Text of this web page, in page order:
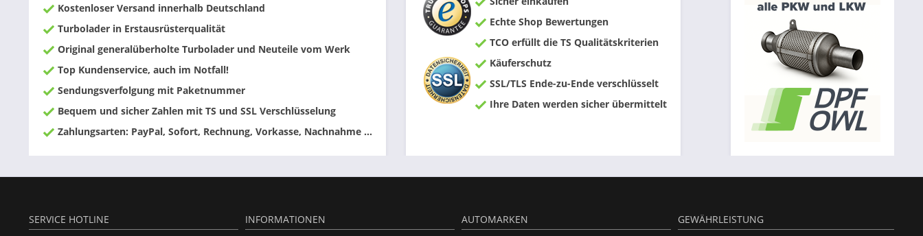
Kostenloser Versand innerhalb Deutschland
Turbolader in Erstausrüsterqualität
Original generalüberholte Turbolader und Neuteile vom Werk
Top Kundenservice, auch im Notfall!
Sendungsverfolgung mit Paketnummer
Bequem und sicher Zahlen mit TS und SSL Verschlüsselung
Zahlungsarten: PayPal, Sofort, Rechnung, Vorkasse, Nachnahme ...
Echte Shop Bewertungen
TCO erfüllt die TS Qualitätskriterien
Käuferschutz
SSL/TLS Ende-zu-Ende verschlüsselt
Ihre Daten werden sicher übermittelt
SERVICE HOTLINE
INFORMATIONEN AUTOMARKEN
GEWÄHRLEISTUNG